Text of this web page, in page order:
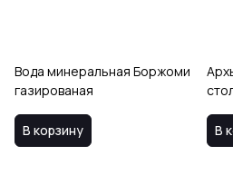
Вода минеральная Боржоми
газированая
В корзину В